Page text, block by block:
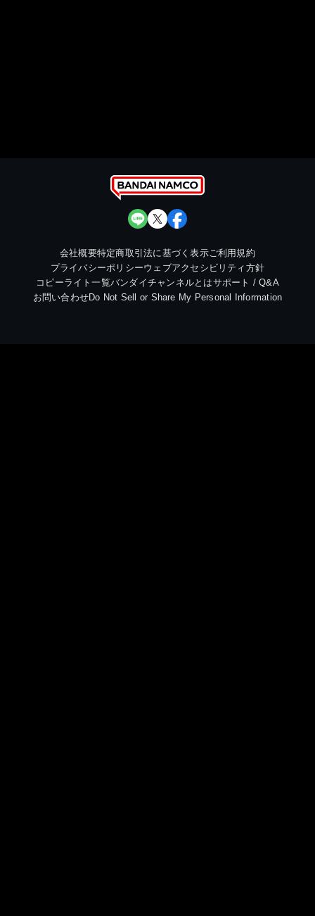
会社概要特定商取引法に基づく表示ご利用規約
プライバシーポリシーウェブアクセシビリティ方針
コピーライト一覧バンダイチャンネルとはサポート / Q&A
お問い合わせDo Not Sell or Share My Personal Information